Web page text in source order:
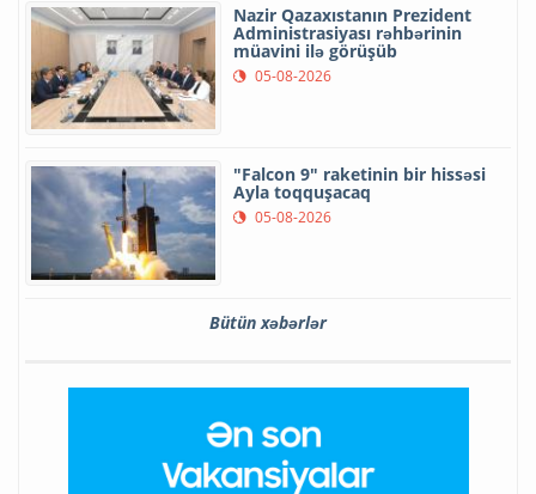
Nazir Qazaxıstanın Prezident
Administrasiyası rəhbərinin
müavini ilə görüşüb
05-08-2026
"Falcon 9" raketinin bir hissəsi
Ayla toqquşacaq
05-08-2026
Bütün xəbərlər